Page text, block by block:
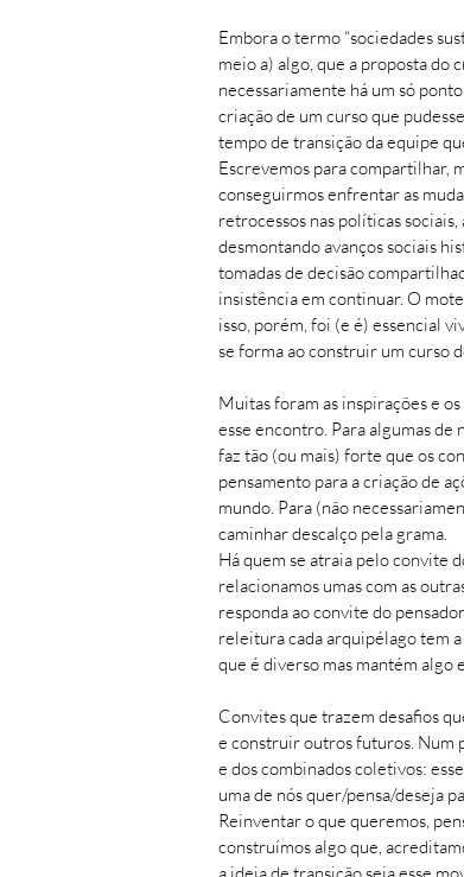
Embora o termo “sociedades
meio a) algo, que a proposta do
necessariamente há um só
criação de um curso que
tempo de transição da equipe
Escrevemos para compartilhar,
conseguirmos enfrentar as
retrocessos nas políticas
desmontando avanços sociais
tomadas de decisão
insistência em continuar. O
isso, porém, foi (e é) essencial
se forma ao construir um curso
Muitas foram as inspirações e
esse encontro. Para algumas de
faz tão (ou mais) forte que os
pensamento para a criação de
mundo. Para (não
caminhar descalço pela grama.
Há quem se atraia pelo convite
relacionamos umas com as
responda ao convite do
releitura cada arquipélago tem
que é diverso mas mantém algo
Convites que trazem desafios
e construir outros futuros. Num
e dos combinados coletivos:
uma de nós quer/pensa/deseja
Reinventar o que queremos,
construímos algo que,